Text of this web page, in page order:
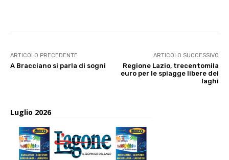
ARTICOLO PRECEDENTE
A Bracciano si parla di sogni
ARTICOLO SUCCESSIVO
Regione Lazio, trecentomila
euro per le spiagge libere dei
laghi
Luglio 2026